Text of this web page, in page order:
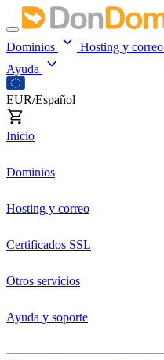
Dominios Hosting y correo
Ayuda
EUR/Español
Inicio
Dominios
Hosting y correo
Certificados SSL
Otros servicios
Ayuda y soporte